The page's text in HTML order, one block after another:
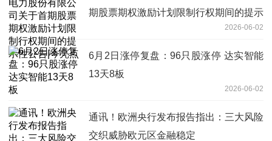
期股票期权激励计划限制行权期间的提示
2026-06-02
6月2日涨停复盘：96只股涨停 达实智能
13天8板
2026-06-02
通讯！欧洲央行发布报告指出：三大风险
交织威胁欧元区金融稳定